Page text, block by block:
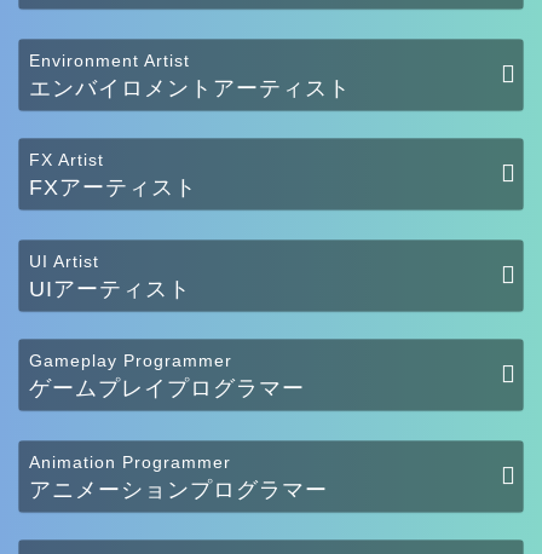
Environment Artist
エンバイロメントアーティスト
FX Artist
FXアーティスト
UI Artist
UIアーティスト
Gameplay Programmer
ゲームプレイプログラマー
Animation Programmer
アニメーションプログラマー